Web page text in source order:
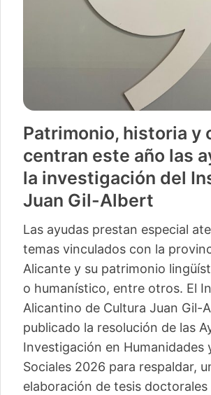
Patrimonio, historia y
centran este año las
la investigación del
Juan Gil-Albert
Las ayudas prestan especial
temas vinculados con la
Alicante y su patrimonio
o humanístico, entre otros. El
Alicantino de Cultura Juan Gil-
publicado la resolución de las
Investigación en Humanidades
Sociales 2026 para respaldar,
elaboración de tesis